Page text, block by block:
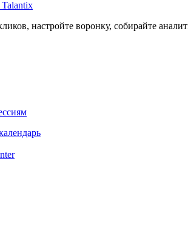
Talantix
настройте воронку, собирайте